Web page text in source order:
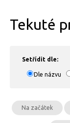
Tekuté
Setřídit dle:
Dle názvu
Na začátek